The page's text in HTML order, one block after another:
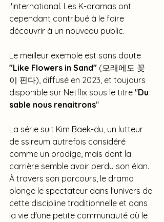
l'international. Les K-dramas ont
cependant contribué à le faire
découvrir à un nouveau public.
Le meilleur exemple est sans doute
"Like Flowers in Sand" (모래에도 꽃
이 핀다), diffusé en 2023, et toujours
disponible sur Netflix sous le titre "Du
sable nous renaitrons"
La série suit Kim Baek-du, un lutteur
de ssireum autrefois considéré
comme un prodige, mais dont la
carrière semble avoir perdu son élan.
À travers son parcours, le drama
plonge le spectateur dans l'univers de
cette discipline traditionnelle et dans
la vie d'une petite communauté où le